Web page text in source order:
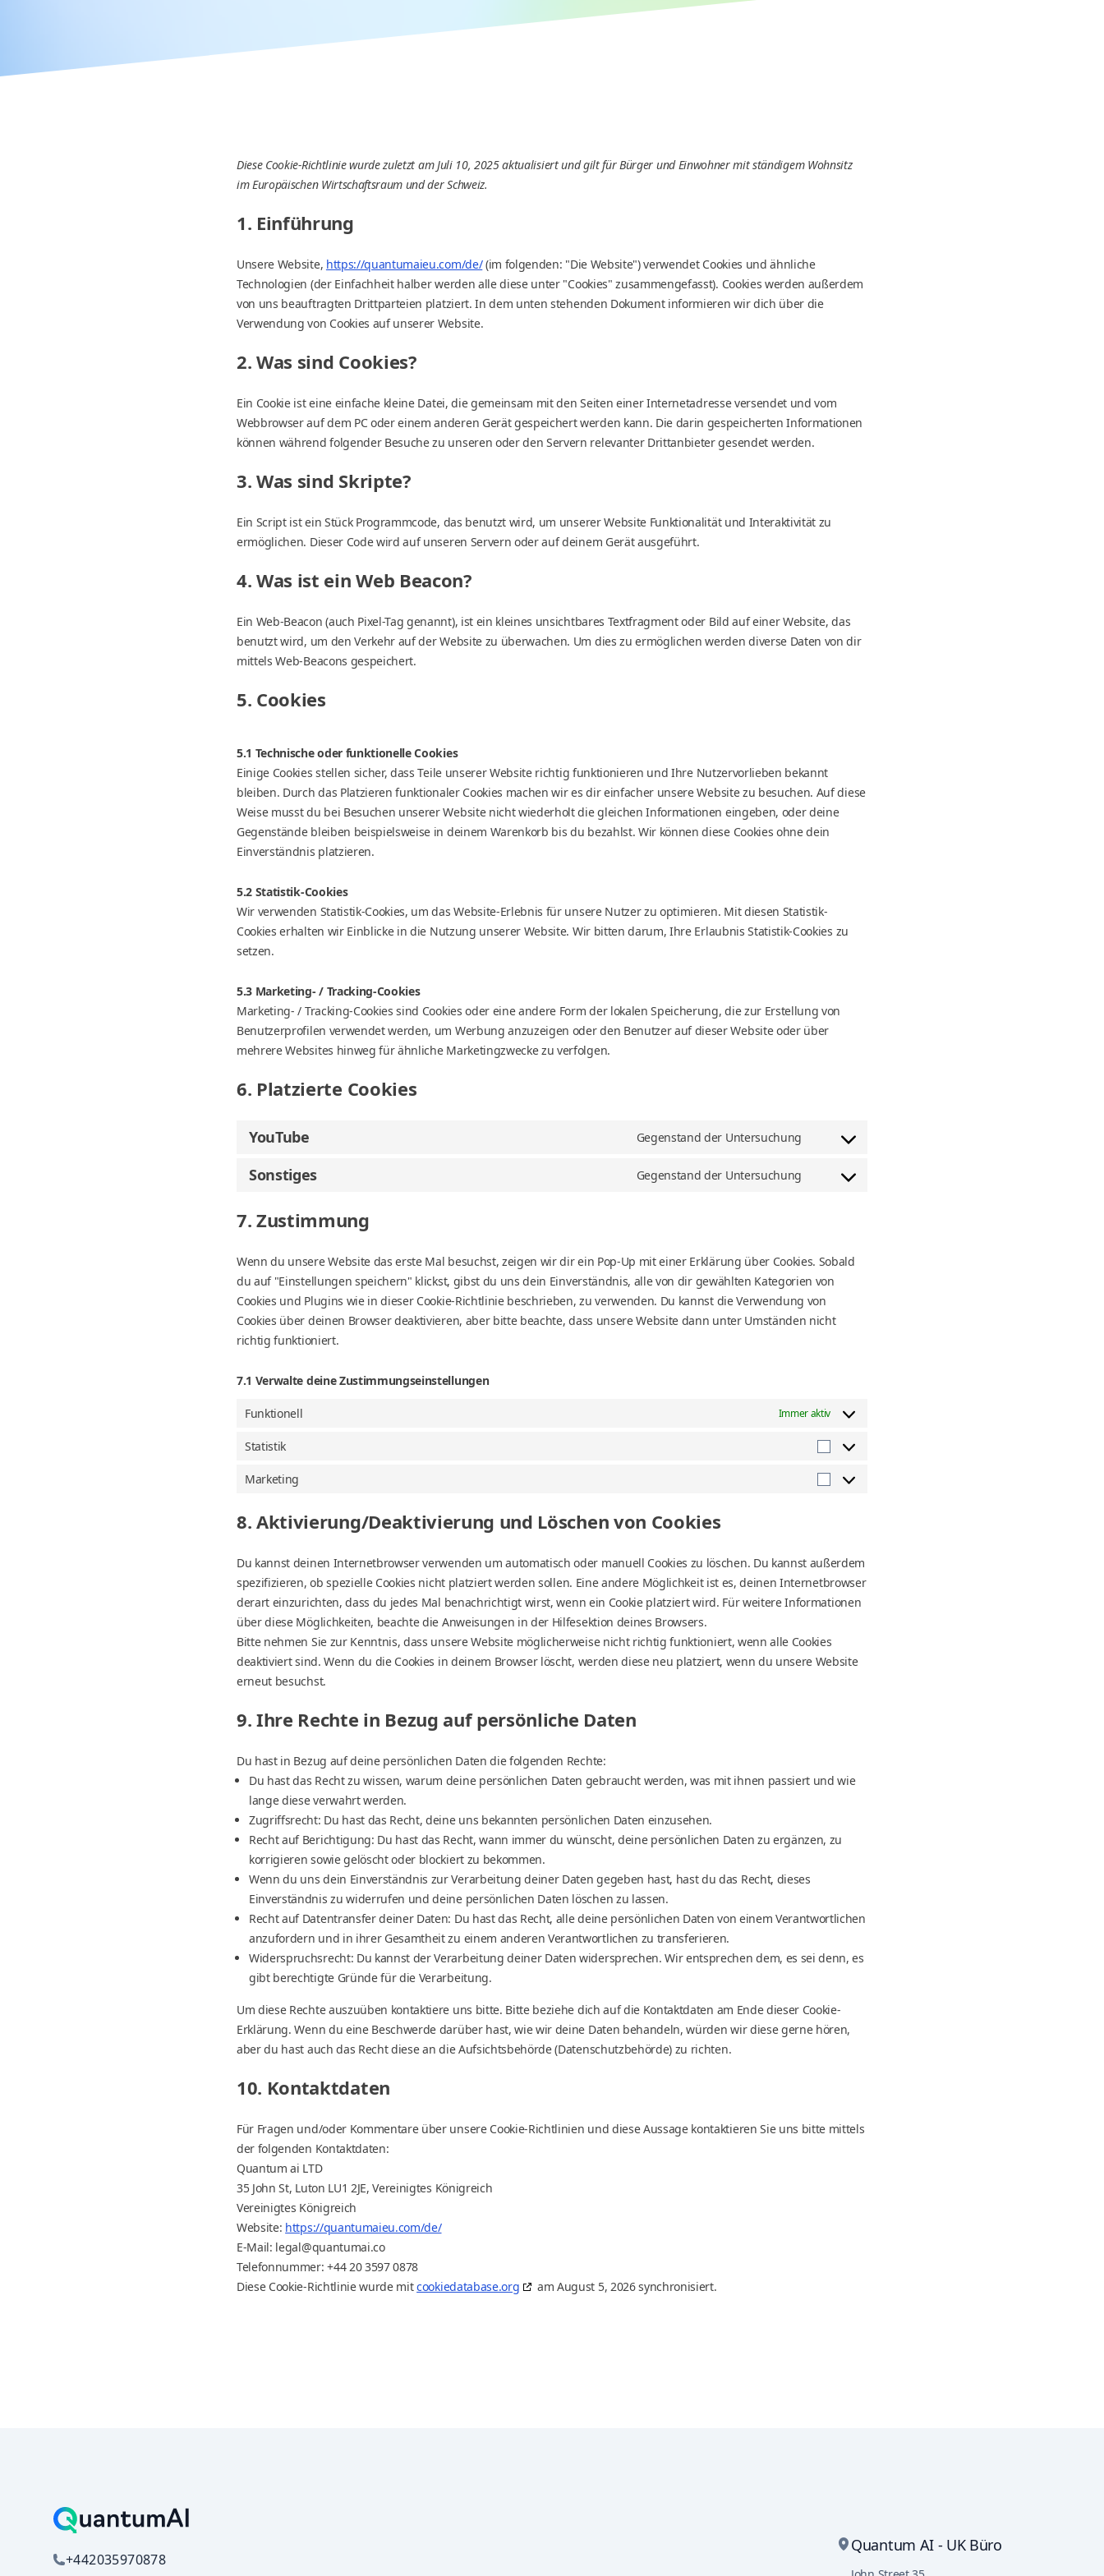
Diese Cookie-Richtlinie wurde zuletzt am Juli 10, 2025 aktualisiert und gilt für Bürger und Einwohner mit ständigem Wohnsitz
im Europäischen Wirtschaftsraum und der Schweiz.
1. Einführung
Unsere Website, https://quantumaieu.com/de/(im folgenden: "Die Website") verwendet Cookies und ähnliche
Technologien (der Einfachheit halber werden alle diese unter "Cookies" zusammengefasst). Cookies werden außerdem
von uns beauftragten Drittparteien platziert. In dem unten stehenden Dokument informieren wir dich über die
Verwendung von Cookies auf unserer Website.
2. Was sind Cookies?
Ein Cookie ist eine einfache kleine Datei, die gemeinsam mit den Seiten einer Internetadresse versendet und vom
Webbrowser auf dem PC oder einem anderen Gerät gespeichert werden kann. Die darin gespeicherten Informationen
können während folgender Besuche zu unseren oder den Servern relevanter Drittanbieter gesendet werden.
3. Was sind Skripte?
Ein Script ist ein Stück Programmcode, das benutzt wird, um unserer Website Funktionalität und Interaktivität zu
ermöglichen. Dieser Code wird auf unseren Servern oder auf deinem Gerät ausgeführt.
4. Was ist ein Web Beacon?
Ein Web-Beacon (auch Pixel-Tag genannt), ist ein kleines unsichtbares Textfragment oder Bild auf einer Website, das
benutzt wird, um den Verkehr auf der Website zu überwachen. Um dies zu ermöglichen werden diverse Daten von dir
mittels Web-Beacons gespeichert.
5. Cookies
5.1 Technische oder funktionelle Cookies
Einige Cookies stellen sicher, dass Teile unserer Website richtig funktionieren und Ihre Nutzervorlieben bekannt
bleiben. Durch das Platzieren funktionaler Cookies machen wir es dir einfacher unsere Website zu besuchen. Auf diese
Weise musst du bei Besuchen unserer Website nicht wiederholt die gleichen Informationen eingeben, oder deine
Gegenstände bleiben beispielsweise in deinem Warenkorb bis du bezahlst. Wir können diese Cookies ohne dein
Einverständnis platzieren.
5.2 Statistik-Cookies
Wir verwenden Statistik-Cookies, um das Website-Erlebnis für unsere Nutzer zu optimieren. Mit diesen Statistik-
Cookies erhalten wir Einblicke in die Nutzung unserer Website. Wir bitten darum, Ihre Erlaubnis Statistik-Cookies zu
setzen.
5.3 Marketing- / Tracking-Cookies
Marketing- / Tracking-Cookies sind Cookies oder eine andere Form der lokalen Speicherung, die zur Erstellung von
Benutzerprofilen verwendet werden, um Werbung anzuzeigen oder den Benutzer auf dieser Website oder über
mehrere Websites hinweg für ähnliche Marketingzwecke zu verfolgen.
6. Platzierte Cookies
YouTube Gegenstand der Untersuchung
Zustimmungserklärung
Dienst
Sonstiges Gegenstand der Untersuchung
Zustimmung
7. Zustimmung
Wenn du unsere Website das erste Mal besuchst, zeigen wir dir ein Pop-Up mit einer Erklärung über Cookies. Sobald
du auf "Einstellungen speichern" klickst, gibst du uns dein Einverständnis, alle von dir gewählten Kategorien von
Cookies und Plugins wie in dieser Cookie-Richtlinie beschrieben, zu verwenden. Du kannst die Verwendung von
Cookies über deinen Browser deaktivieren, aber bitte beachte, dass unsere Website dann unter Umständen nicht
richtig funktioniert.
7.1 Verwalte deine Zustimmungseinstellungen
Funktionell Immer aktiv
Statistik
Statistik
Marketing
Marketing
8. Aktivierung/Deaktivierung und Löschen von Cookies
Du kannst deinen Internetbrowser verwenden um automatisch oder manuell Cookies zu löschen. Du kannst außerdem
spezifizieren, ob spezielle Cookies nicht platziert werden sollen. Eine andere Möglichkeit ist es, deinen Internetbrowser
derart einzurichten, dass du jedes Mal benachrichtigt wirst, wenn ein Cookie platziert wird. Für weitere Informationen
über diese Möglichkeiten, beachte die Anweisungen in der Hilfesektion deines Browsers.
Bitte nehmen Sie zur Kenntnis, dass unsere Website möglicherweise nicht richtig funktioniert, wenn alle Cookies
deaktiviert sind. Wenn du die Cookies in deinem Browser löscht, werden diese neu platziert, wenn du unsere Website
erneut besuchst.
9. Ihre Rechte in Bezug auf persönliche Daten
Du hast in Bezug auf deine persönlichen Daten die folgenden Rechte:
Du hast das Recht zu wissen, warum deine persönlichen Daten gebraucht werden, was mit ihnen passiert und wie
lange diese verwahrt werden.
Zugriffsrecht: Du hast das Recht, deine uns bekannten persönlichen Daten einzusehen.
Recht auf Berichtigung: Du hast das Recht, wann immer du wünscht, deine persönlichen Daten zu ergänzen, zu
korrigieren sowie gelöscht oder blockiert zu bekommen.
Wenn du uns dein Einverständnis zur Verarbeitung deiner Daten gegeben hast, hast du das Recht, dieses
Einverständnis zu widerrufen und deine persönlichen Daten löschen zu lassen.
Recht auf Datentransfer deiner Daten: Du hast das Recht, alle deine persönlichen Daten von einem Verantwortlichen
anzufordern und in ihrer Gesamtheit zu einem anderen Verantwortlichen zu transferieren.
Widerspruchsrecht: Du kannst der Verarbeitung deiner Daten widersprechen. Wir entsprechen dem, es sei denn, es
gibt berechtigte Gründe für die Verarbeitung.
Um diese Rechte auszuüben kontaktiere uns bitte. Bitte beziehe dich auf die Kontaktdaten am Ende dieser Cookie-
Erklärung. Wenn du eine Beschwerde darüber hast, wie wir deine Daten behandeln, würden wir diese gerne hören,
aber du hast auch das Recht diese an die Aufsichtsbehörde (Datenschutzbehörde) zu richten.
10. Kontaktdaten
Für Fragen und/oder Kommentare über unsere Cookie-Richtlinien und diese Aussage kontaktieren Sie uns bitte mittels
der folgenden Kontaktdaten:
Quantum ai LTD
35 John St, Luton LU1 2JE, Vereinigtes Königreich
Vereinigtes Königreich
Website: https://quantumaieu.com/de/
E-Mail: legal@quantumai.co
Telefonnummer: +44 20 3597 0878
Diese Cookie-Richtlinie wurde mitcookiedatabase.org am August 5, 2026 synchronisiert.
+442035970878
Quantum AI - UK Büro